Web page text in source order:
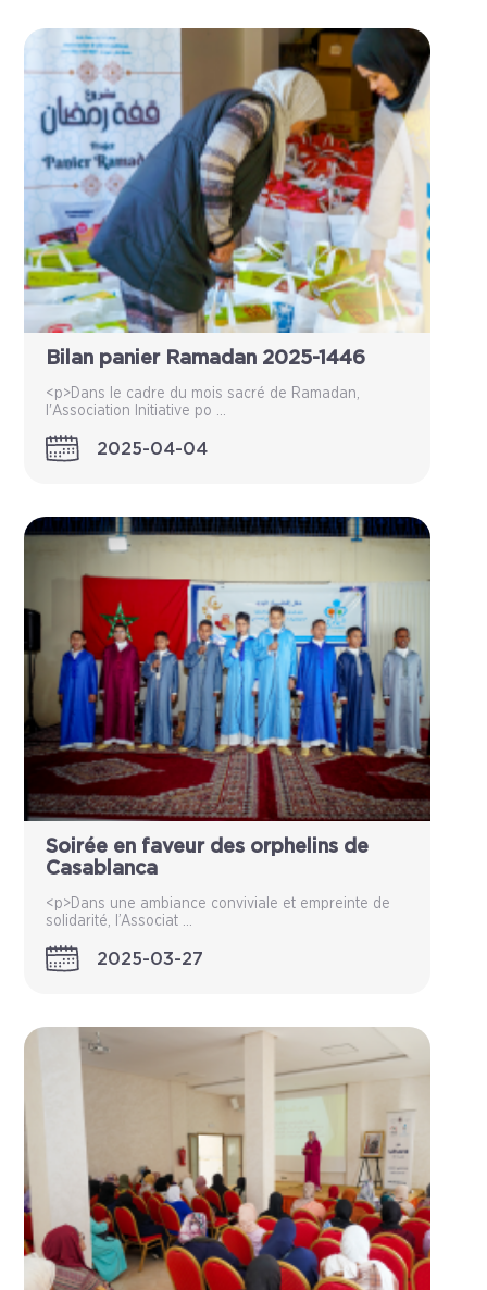
Bilan panier Ramadan 2025-1446
<p>Dans le cadre du mois sacré de Ramadan,
l'Association Initiative po ...
2025-04-04
Soirée en faveur des orphelins de
Casablanca
<p>Dans une ambiance conviviale et empreinte de
solidarité, l’Associat ...
2025-03-27